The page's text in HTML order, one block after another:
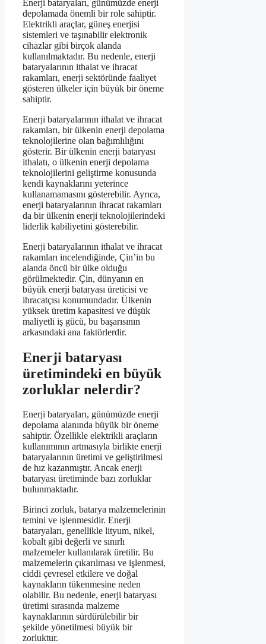
Enerji bataryaları, günümüzde enerji
depolamada önemli bir role sahiptir.
Elektrikli araçlar, güneş enerjisi
sistemleri ve taşınabilir elektronik
cihazlar gibi birçok alanda
kullanılmaktadır. Bu nedenle, enerji
bataryalarının ithalat ve ihracat
rakamları, enerji sektöründe faaliyet
gösteren ülkeler için büyük bir öneme
sahiptir.
Enerji bataryalarının ithalat ve ihracat
rakamları, bir ülkenin enerji depolama
teknolojilerine olan bağımlılığını
gösterir. Bir ülkenin enerji bataryası
ithalatı, o ülkenin enerji depolama
teknolojilerini geliştirme konusunda
kendi kaynaklarını yeterince
kullanamamasını gösterebilir. Ayrıca,
enerji bataryalarının ihracat rakamları
da bir ülkenin enerji teknolojilerindeki
liderlik kabiliyetini gösterebilir.
Enerji bataryalarının ithalat ve ihracat
rakamları incelendiğinde, Çin’in bu
alanda öncü bir ülke olduğu
görülmektedir. Çin, dünyanın en
büyük enerji bataryası üreticisi ve
ihracatçısı konumundadır. Ülkenin
yüksek üretim kapasitesi ve düşük
maliyetli iş gücü, bu başarısının
arkasındaki ana faktörlerdir.
Enerji bataryası
üretimindeki en büyük
zorluklar nelerdir?
Enerji bataryaları, günümüzde enerji
depolama alanında büyük bir öneme
sahiptir. Özellikle elektrikli araçların
kullanımının artmasıyla birlikte enerji
bataryalarının üretimi ve geliştirilmesi
de hız kazanmıştır. Ancak enerji
bataryası üretiminde bazı zorluklar
bulunmaktadır.
Birinci zorluk, batarya malzemelerinin
temini ve işlenmesidir. Enerji
bataryaları, genellikle lityum, nikel,
kobalt gibi değerli ve sınırlı
malzemeler kullanılarak üretilir. Bu
malzemelerin çıkarılması ve işlenmesi,
ciddi çevresel etkilere ve doğal
kaynakların tükenmesine neden
olabilir. Bu nedenle, enerji bataryası
üretimi sırasında malzeme
kaynaklarının sürdürülebilir bir
şekilde yönetilmesi büyük bir
zorluktur.